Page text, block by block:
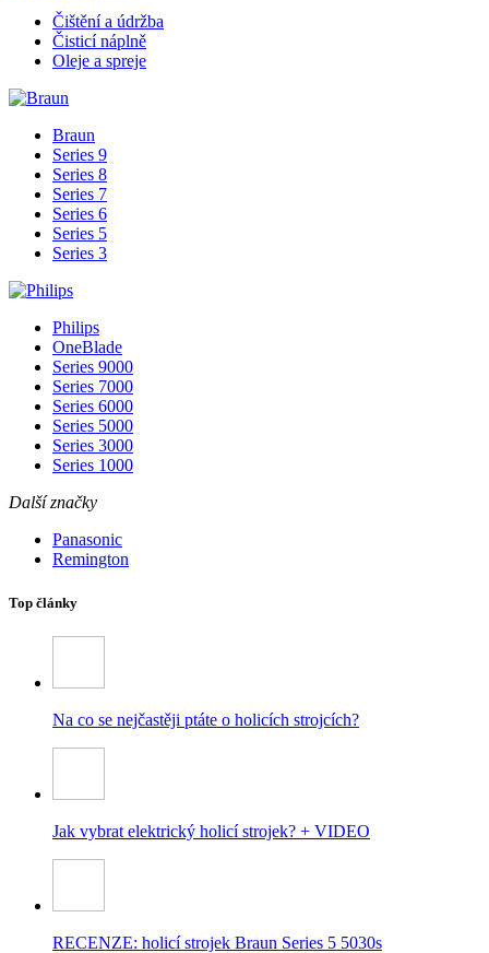
Čištění a údržba
Čisticí náplně
Oleje a spreje
Braun
Series 9
Series 8
Series 7
Series 6
Series 5
Series 3
Philips
OneBlade
Series 9000
Series 7000
Series 6000
Series 5000
Series 3000
Series 1000
Další značky
Panasonic
Remington
Top články
Na co se nejčastěji ptáte o holicích strojcích?
Jak vybrat elektrický holicí strojek? + VIDEO
RECENZE: holicí strojek Braun Series 5 5030s